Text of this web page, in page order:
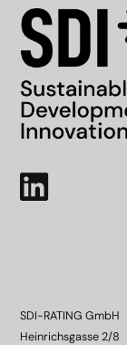
SDI-RATING GmbH
Heinrichsgasse 2/8